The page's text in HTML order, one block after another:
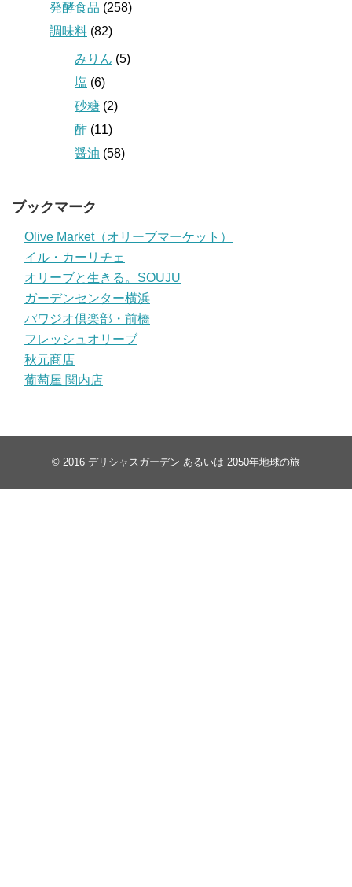
発酵食品 (258)
調味料 (82)
みりん (5)
塩 (6)
砂糖 (2)
酢 (11)
醤油 (58)
ブックマーク
Olive Market（オリーブマーケット）
イル・カーリチェ
オリーブと生きる。SOUJU
ガーデンセンター横浜
パワジオ倶楽部・前橋
フレッシュオリーブ
秋元商店
葡萄屋 関内店
© 2016 デリシャスガーデン あるいは 2050年地球の旅